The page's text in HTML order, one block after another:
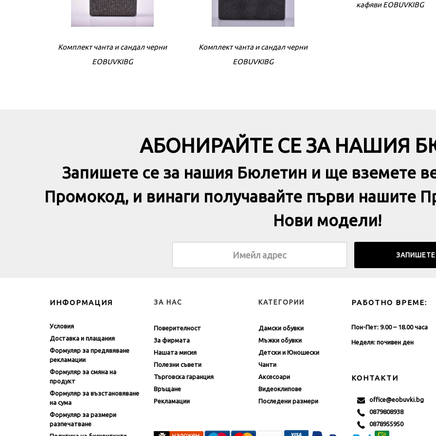
Комплект чанта и сандал черни
EOBUVKIBG
Комплект чанта и сандал черни
EOBUVKIBG
кафяви EOBUVKIBG
АБОНИРАЙТЕ СЕ ЗА НАШИЯ
Запишете се за нашия Бюлетин и ще вземете
Промокод, и винаги получавайте първи нашите
Нови модели!
ИНФОРМАЦИЯ
Условия
Доставка и плащания
Формуляр за предявяване
рекламации
Формуляр за смяна на
продукт
Формуляр за възстановяване
на сума
Формуляр за размери
разпечатване
ЗА НАС
Поверителност
За фирмата
Нашата мисия
Полезни съвети
Търговска гаранция
Връщане
Рекламации
КАТЕГОРИИ
Дамски обувки
Мъжки обувки
Детски и Юношески
Чанти
Аксесоари
Видеоклипове
Последени размери
РАБОТНО ВРЕМЕ:
Пон-Пет: 9.00 – 18.00 часа
Неделя: почивен ден
КОНТАКТИ
office@eobuvki.bg
0879808938
0878955950